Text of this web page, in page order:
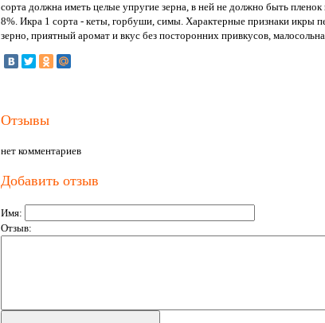
сорта должна иметь целые упругие зерна, в ней не должно быть
8%. Икра 1 сорта - кеты, горбуши, симы. Характерные признаки икры
зерно, приятный аромат и вкус без посторонних привкусов,
Отзывы
нет комментариев
Добавить отзыв
Имя:
Отзыв: